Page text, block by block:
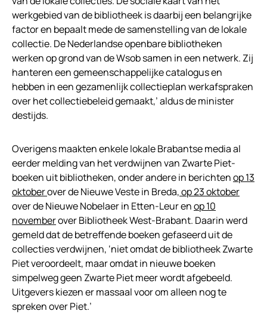
werkgebied van de bibliotheek is daarbij een belangrijke
factor en bepaalt mede de samenstelling van de lokale
collectie. De Nederlandse openbare bibliotheken
werken op grond van de Wsob samen in een netwerk. Zij
hanteren een gemeenschappelijke catalogus en
hebben in een gezamenlijk collectieplan werkafspraken
over het collectiebeleid gemaakt,’ aldus de minister
destijds.
Overigens maakten enkele lokale Brabantse media al
eerder melding van het verdwijnen van Zwarte Piet-
boeken uit bibliotheken, onder andere in berichtenop 13
oktoberover de Nieuwe Veste in Breda,op 23 oktober
over de Nieuwe Nobelaer in Etten-Leur enop 10
novemberover Bibliotheek West-Brabant. Daarin werd
gemeld dat de betreffende boeken gefaseerd uit de
collecties verdwijnen, ‘niet omdat de bibliotheek Zwarte
Piet veroordeelt, maar omdat in nieuwe boeken
simpelweg geen Zwarte Piet meer wordt afgebeeld.
Uitgevers kiezen er massaal voor om alleen nog te
spreken over Piet.’